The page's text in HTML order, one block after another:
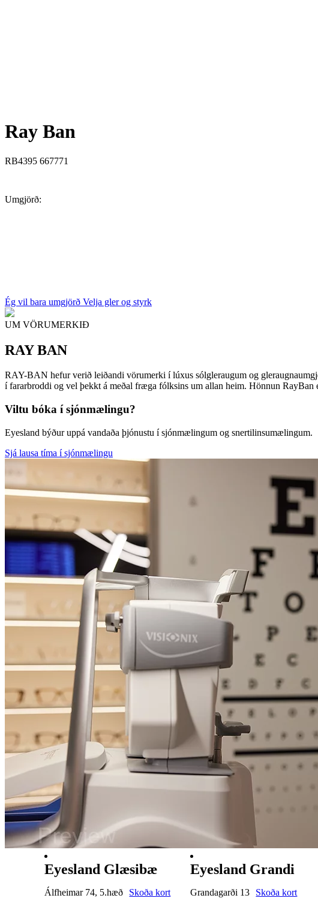
Ray Ban
RB4395 667771
Umgjörð:
Ég vil bara umgjörð Velja gler og styrk
UM VÖRUMERKIÐ
RAY BAN
RAY-BAN hefur verið leiðandi vörumerki í lúxus sólgleraugum og
í fararbroddi og vel þekkt á meðal fræga fólksins um allan heim. Hönnun
Viltu bóka í sjónmælingu?
Eyesland býður uppá vandaða þjónustu í sjónmælingum og snertilinsumælingum.
Sjá lausa tíma í sjónmælingu
Eyesland Glæsibæ
Álfheimar 74, 5.hæð
Skoða kort
Eyesland Grandi
Grandagarði 13
Skoða kort